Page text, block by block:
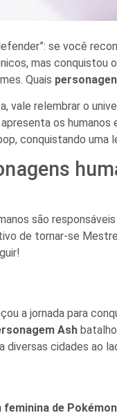
se você
mas conquistou
Quais
vale relembrar o
os humanos
conquistando uma
são
de tornar-se
a jornada para
Ash
diversas cidades ao
feminina de Pokémon